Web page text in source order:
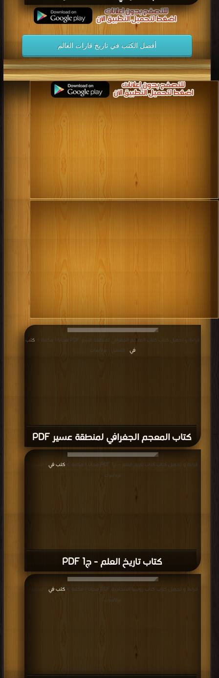
أفضل الكتب في تاريخ قارات العالم
كتاب المعجم الجغرافي لمنطقة عسير PDF
قراءة و تحميل كتاب كتاب المعجم الجغرافي لمنطقة عسير PDF مجانا | مكتبة >
كتب
في
| التحميل : مرة/مرات
كتاب تاريخ العلم - ج1 PDF
قراءة و تحميل كتاب كتاب تاريخ العلم - ج1 PDF مجانا | مكتبة > كتب في
| التحميل :
مرة/مرات
قراءة و تحميل كتاب كتاب روسيا الاتحادية PDF مجانا | مكتبة > كتب في
| التحميل :
مرة/مرات